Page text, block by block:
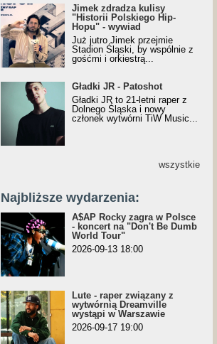
Jimek zdradza kulisy "Historii
Polskiego Hip-Hopu" - wywiad
Jimek zdradza kulisy
"Historii Polskiego Hip-
Hopu" - wywiad
Już jutro Jimek przejmie
Stadion Śląski, by wspólnie z
gośćmi i orkiestrą...
Gładki JR - Patoshot
Gładki JR - Patoshot
Gładki JR to 21-letni raper z
Dolnego Śląska i nowy
członek wytwórni TiW Music...
wszystkie
Najbliższe wydarzenia:
A$AP Rocky zagra w Polsce
- koncert na "Don't Be Dumb
World Tour"
2026-09-13 18:00
Lute - raper związany z
wytwórnią Dreamville
wystąpi w Warszawie
2026-09-17 19:00